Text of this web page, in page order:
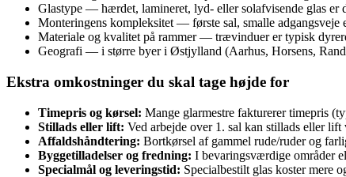
Glastype — hærdet, lamineret, lyd‑ eller solafvisende glas er
Monteringens kompleksitet — første sal, smalle adgangsveje
Materiale og kvalitet på rammer — trævinduer er typisk
Geografi — i større byer i Østjylland (Aarhus, Horsens,
Ekstra omkostninger du skal tage højde for
Timepris og kørsel: Mange glarmestre fakturerer timepris
Stillads eller lift: Ved arbejde over 1. sal kan stillads eller
Affaldshåndtering: Bortkørsel af gammel rude/ruder og
Byggetilladelser og fredning: I bevaringsværdige områder
Specialmål og leveringstid: Specialbestilt glas koster mere